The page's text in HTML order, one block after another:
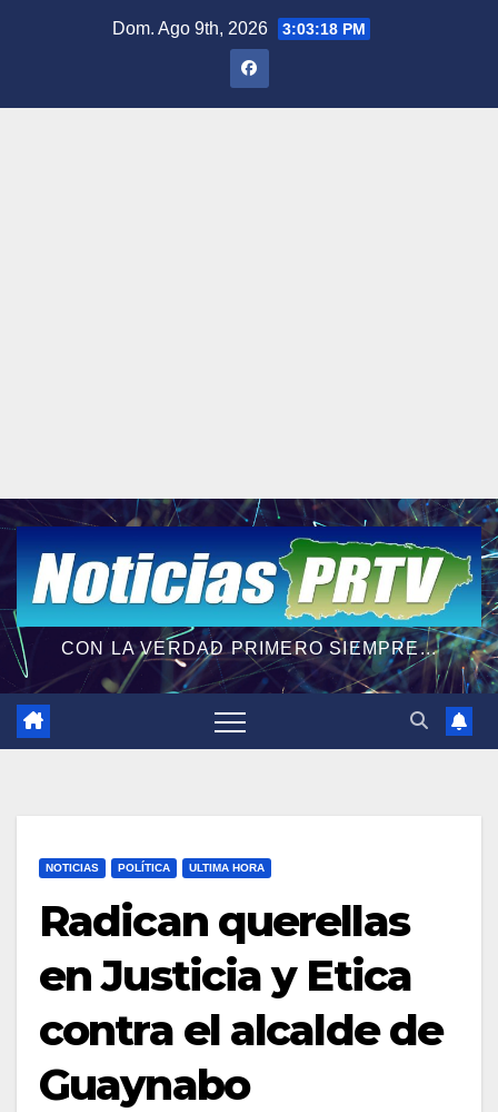
Dom. Ago 9th, 2026 3:03:19 PM
CON LA VERDAD PRIMERO SIEMPRE...
NOTICIAS POLÍTICA ULTIMA HORA
Radican querellas
en Justicia y Etica
contra el alcalde de
Guaynabo